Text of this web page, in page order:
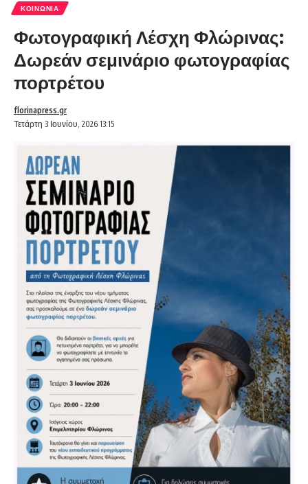
ΚΟΙΝΩΝΊΑ
Φωτογραφική Λέσχη Φλώρινας:
Δωρεάν σεμινάριο φωτογραφίας
πορτρέτου
Τετάρτη 3 Ιουνίου, 2026 13:15
florinapress.gr